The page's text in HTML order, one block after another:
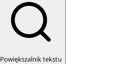
Powiększalnik tekstu